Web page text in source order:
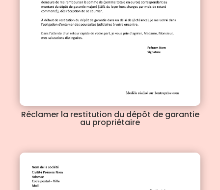
Réclamer la restitution du dépôt de garantie
au propriétaire